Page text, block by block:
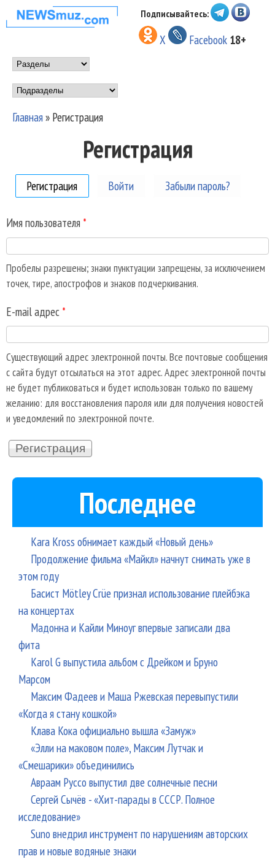
Перейти к основному
содержанию
НОВОСТИ
МУЗЫКИ И
ШОУ БИЗНЕСА
NEWSMUZ.COM
Подписывайтесь:
X Facebook 18+
Main menu
Подразделы
Главная» Регистрация
Регистрация
Регистрация (активная вкладка)
Войти Забыли пароль?
Имя пользователя *
Пробелы разрешены; знаки пунктуации запрещены, за исключением
точек, тире, апострофов и знаков подчеркивания.
E-mail адрес *
Существующий адрес электронной почты. Все почтовые сообщения
с сайта будут отсылаться на этот адрес. Адрес электронной почты
не будет публиковаться и будет использован только по вашему
желанию: для восстановления пароля или для получения новостей
и уведомлений по электронной почте.
Последнее
Kara Kross обнимает каждый «Новый день»
Продолжение фильма «Майкл» начнут снимать уже в
этом году
Басист Mötley Crüe признал использование плейбэка
на концертах
Мадонна и Кайли Миноуг впервые записали два
фита
Karol G выпустила альбом с Дрейком и Бруно
Марсом
Максим Фадеев и Маша Ржевская перевыпустили
«Когда я стану кошкой»
Клава Кока официально вышла «Замуж»
«Элли на маковом поле», Максим Лутчак и
«Смешарики» объединились
Авраам Руссо выпустил две солнечные песни
Сергей Сычёв - «Хит-парады в СССР. Полное
исследование»
Suno внедрил инструмент по нарушениям авторских
прав и новые водяные знаки